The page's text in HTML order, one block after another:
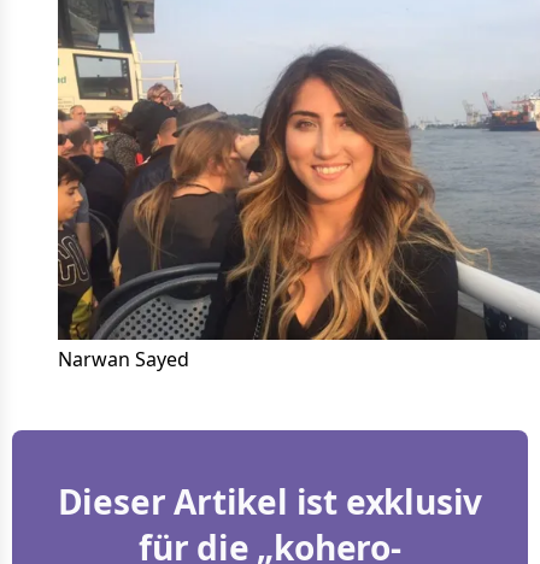
Narwan Sayed
Dieser Artikel ist exklusiv
für die „kohero-